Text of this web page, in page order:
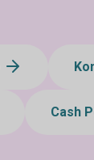
Cash